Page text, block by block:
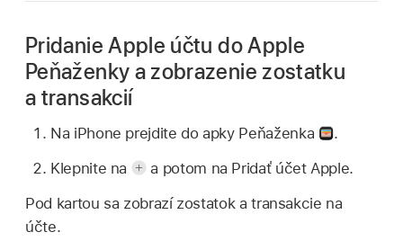
Pridanie Apple účtu do Apple
Peňaženky a zobrazenie zostatku
a transakcií
Na iPhone prejdite do apky Peňaženka
.
Klepnite na
a potom na Pridať účet Apple.
Pod kartou sa zobrazí zostatok a transakcie na
účte.